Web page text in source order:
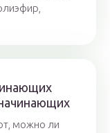
можно ли